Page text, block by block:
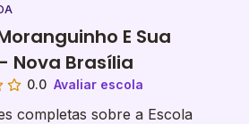
E Sua
Nova Brasília
0.0 Avaliar escola
completas sobre a Escola